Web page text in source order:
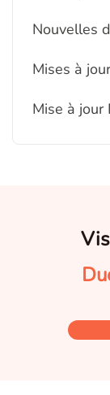
Nouvelles
Mises à
Mise à jour